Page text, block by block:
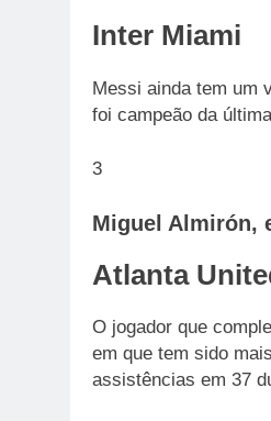
Inter Miami
Messi ainda tem um
foi campeão da
3
Miguel Almirón,
Atlanta
O jogador que
em que tem sido
assistências em 37